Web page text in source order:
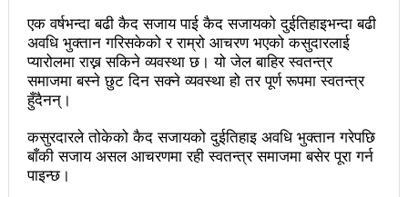
राममाया च्यामिनीसँग दशरथ चन्दको अनुरोध – प्रेमविनोद नन्दन
चलचित्र विकास बोर्डका नवनियुक्त सदस्य गणेश सुवेदीलाई
आइएनएनएफद्वारा सम्मान
महानगर यातायातले थप्यो १२ वटा विद्युतीय बस
गणेश पण्डितको कवितासङ्ग्रह कालापानी लोकार्पण
एक वर्षभन्दा बढी कैद सजाय पाई कैद सजायको दुईतिहाइभन्दा बढी
अवधि भुक्तान गरिसकेको र राम्रो आचरण भएको कसुदारलाई
प्यारोलमा राख्न सकिने व्यवस्था छ। यो जेल बाहिर स्वतन्त्र
समाजमा बस्ने छुट दिन सक्ने व्यवस्था हो तर पूर्ण रूपमा स्वतन्त्र
हुँदैनन्।
कसुरदारले तोकेको कैद सजायको दुईतिहाइ अवधि भुक्तान गरेपछि
बाँकी सजाय असल आचरणमा रही स्वतन्त्र समाजमा बसेर पूरा गर्न
पाइन्छ।